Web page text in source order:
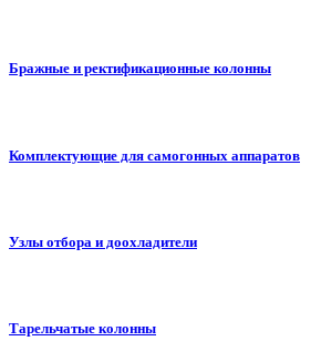
Бражные и ректификационные колонны
Комплектующие для самогонных аппаратов
Узлы отбора и доохладители
Тарельчатые колонны